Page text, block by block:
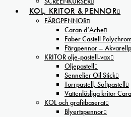
KOL, KRITOR & PENNOR
FÄRGPENNOR
Caran d’Ache
Faber Castell
Färgpennor –
KRITOR olje-pastell-vax
Oljepastell
Sennelier Oil Stick
Torrpastell, Softpastell
Vattenlösliga kritor
KOL och grafitbaserat
Blyertspennor